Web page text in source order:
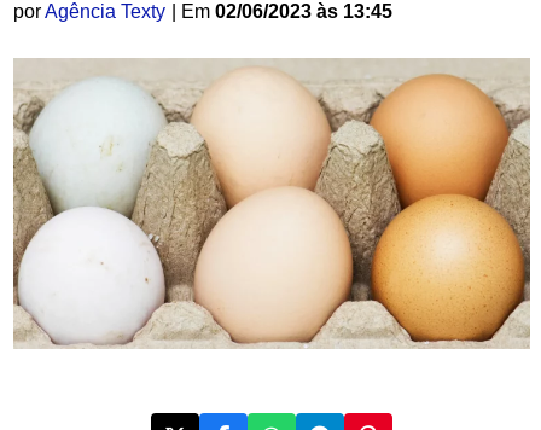
porAgência Texty | Em 02/06/2023 às 13:45